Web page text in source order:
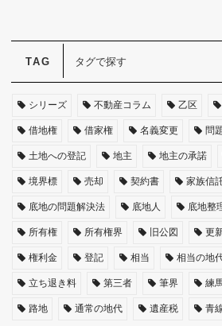
タグで探す
シリーズ 不動産コラム 乙区
借地権 借家権 名義変更 問
土地への登記 地主 地主の承諾
境界標 売却 契約書 家族信
底地の問題解決法 底地人 底地整
所有権 所有権界 旧公図 更
権利金 登記 相当 相当の地
立ち退き料 第三者 筆界 練
路地 通常の地代 遺産税 青